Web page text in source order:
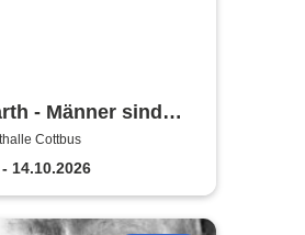
- Männer sind
die Frauen
Cottbus
14.10.2026